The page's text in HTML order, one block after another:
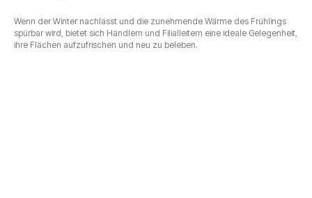
Wenn der Winter nachlässt und die zunehmende Wärme des Frühlings
spürbar wird, bietet sich Händlern und Filialleitern eine ideale Gelegenheit,
ihre Flächen aufzufrischen und neu zu beleben.